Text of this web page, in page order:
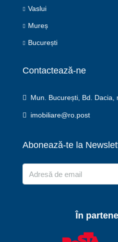
Vaslui
Mureș
București
Contactează-ne
Mun. București, Bd. Dacia,
imobiliare@ro.post
Abonează-te la
În